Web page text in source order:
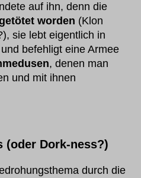
auf ihn, denn die
worden (Klon
sie lebt eigentlich in
befehligt eine Armee
, denen man
und mit ihnen
(oder Dork-ness?)
durch die